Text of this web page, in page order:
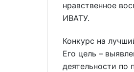
нравственное
ИВАТУ.
Конкурс на
Его цель –
деятельности по